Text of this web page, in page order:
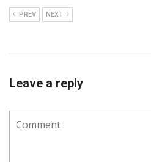
PREV NEXT
Leave a reply